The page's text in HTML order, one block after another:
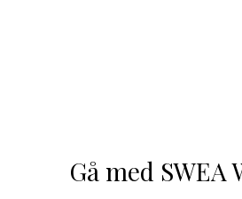
Gå med SWEA